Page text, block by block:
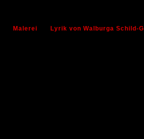
Malerei Lyrik von Walburga Schild-